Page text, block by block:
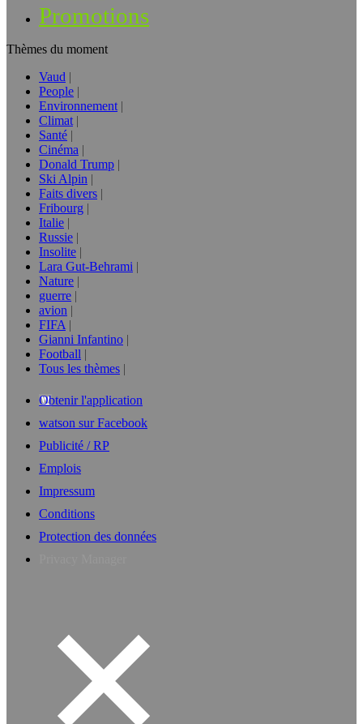
Promotions
Thèmes du moment
Vaud
People
Environnement
Climat
Santé
Cinéma
Donald Trump
Ski Alpin
Faits divers
Fribourg
Italie
Russie
Insolite
Lara Gut-Behrami
Nature
guerre
avion
FIFA
Gianni Infantino
Football
Tous les thèmes
Obtenir l'application
watson sur Facebook
Publicité / RP
Emplois
Impressum
Conditions
Protection des données